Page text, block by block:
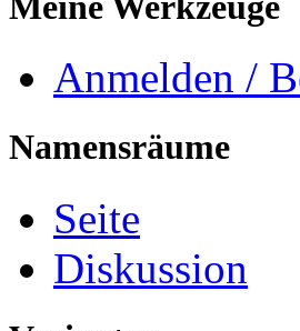
Anmelden /
Namensräume
Seite
Diskussion